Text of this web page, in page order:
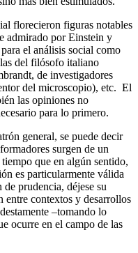
florecieron figuras notables
admirado por Einstein y
el análisis social como
del filósofo italiano
de investigadores
del microscopio), etc. El
las opiniones no
para lo primero.
general, se puede decir
surgen de un
que en algún sentido,
es particularmente válida
de prudencia, déjese su
entre contextos y desarrollos
–tomando lo
ocurre en el campo de las